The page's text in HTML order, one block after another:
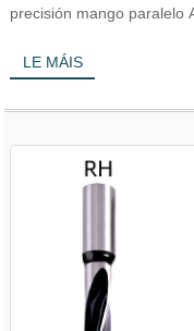
precisión mango paralelo
LE MÁIS